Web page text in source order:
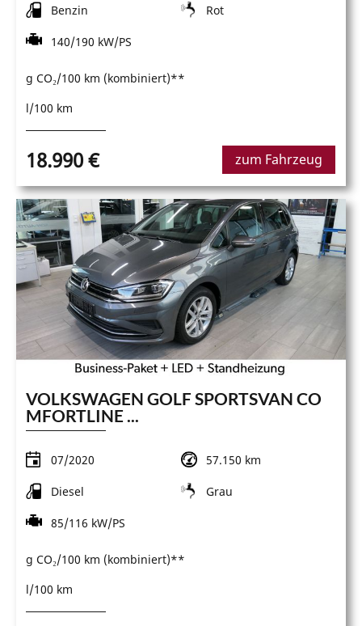
Benzin Rot
140/190 kW/PS
g CO₂/100 km (kombiniert)**
l/100 km
18.990 € zum Fahrzeug
VOLKSWAGEN GOLF SPORTSVAN CO
MFORTLINE ...
07/2020 57.150 km
Diesel Grau
85/116 kW/PS
g CO₂/100 km (kombiniert)**
l/100 km